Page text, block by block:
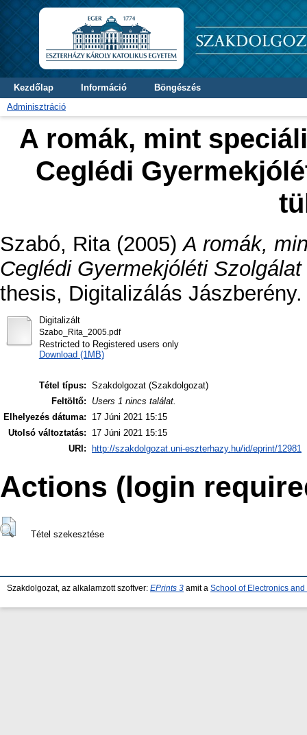
Kezdőlap Információ
Böngészés
Adminisztráció
A romák, mint
Ceglédi
Szabó, Rita(2005)A romák,
Ceglédi Gyermekjóléti
thesis, Digitalizálás Jászberény.
Digitalizált
Szabo_Rita_2005.pdf
Restricted to Registered users only
Download (1MB)
Tétel típus: Szakdolgozat (Szakdolgozat)
Feltöltő:
Users 1 nincs találat.
Elhelyezés dátuma:
17 Júni 2021 15:15
Utolsó változtatás:
17 Júni 2021 15:15
URI:
http://szakdolgozat.uni-eszterhazy.hu/id/eprint/12981
Actions (login
Tétel szekesztése
Szakdolgozat, az alkalamzott szoftver: EPrints 3 amit a School of Electronics